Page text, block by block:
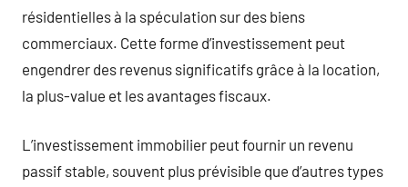
résidentielles à la spéculation sur des biens
commerciaux. Cette forme d’investissement peut
engendrer des revenus significatifs grâce à la location,
la plus-value et les avantages fiscaux.
L’investissement immobilier peut fournir un revenu
passif stable, souvent plus prévisible que d’autres types